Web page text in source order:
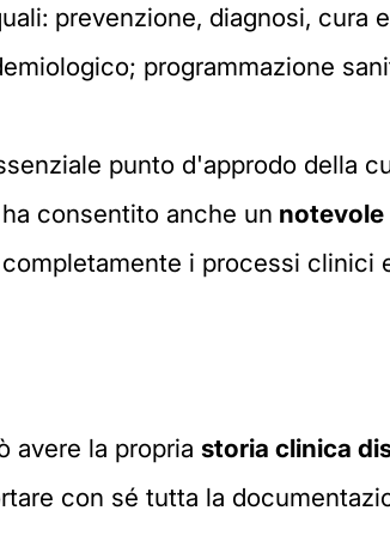
prevenzione, diagnosi,
programmazione
punto d'approdo della
consentito anche un notevole
i processi
avere la propria storia clinica
con sé tutta la